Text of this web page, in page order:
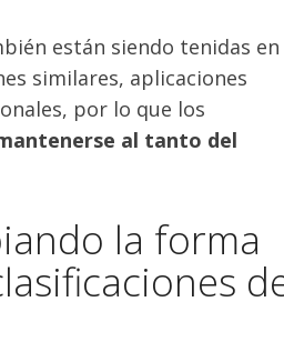
están siendo tenidas en
similares, aplicaciones
por lo que los
al tanto del
la forma